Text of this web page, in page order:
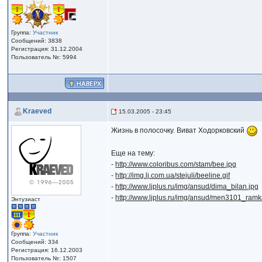
Группа:Участник
Сообщений: 3838
Регистрация: 31.12.2004
Пользователь №: 5994
Kraeved 15.03.2005 - 23:45
Энтузиаст
Группа:Участник
Сообщений: 334
Регистрация: 16.12.2003
Пользователь №: 1507
Жизнь в полосочку. Виват Ходорковский
Еще на тему:
- http://www.coloribus.com/stam/bee.jpg
- http://img.lj.com.ua/stejuli/beeline.gif
- http://www.ljplus.ru/img/ansud/dima_bilan.jpg
- http://www.ljplus.ru/img/ansud/